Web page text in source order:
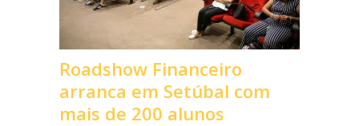
Roadshow Financeiro
arranca em Setúbal com
mais de 200 alunos